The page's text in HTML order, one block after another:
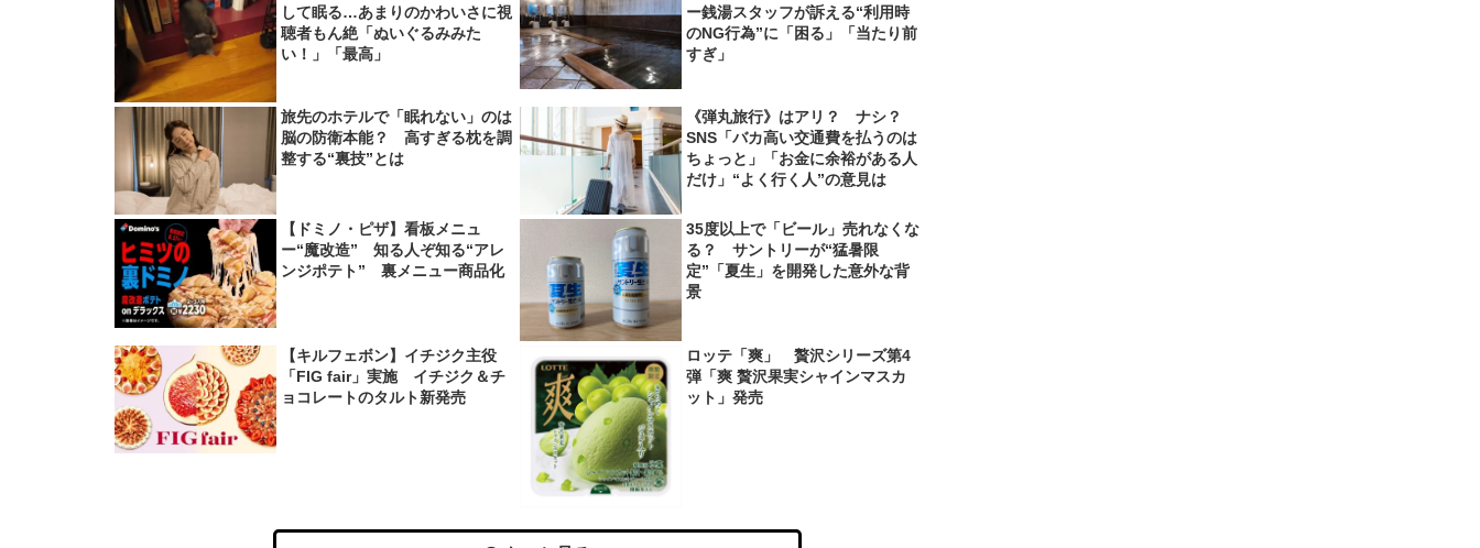
して眠る…あまりのかわいさに視
聴者もん絶「ぬいぐるみみた
い！」「最高」
ー銭湯スタッフが訴える“利用時
のNG行為”に「困る」「当たり前
すぎ」
旅先のホテルで「眠れない」のは
脳の防衛本能？ 高すぎる枕を調
整する“裏技”とは
《弾丸旅行》はアリ？ ナシ？
SNS「バカ高い交通費を払うのは
ちょっと」「お金に余裕がある人
だけ」“よく行く人”の意見は
【ドミノ・ピザ】看板メニュ
ー“魔改造” 知る人ぞ知る“アレ
ンジポテト” 裏メニュー商品化
35度以上で「ビール」売れなくな
る？ サントリーが“猛暑限
定”「夏生」を開発した意外な背
景
【キルフェボン】イチジク主役
「FIG fair」実施 イチジク＆チ
ョコレートのタルト新発売
ロッテ「爽」 贅沢シリーズ第4
弾「爽 贅沢果実シャインマスカ
ット」発売